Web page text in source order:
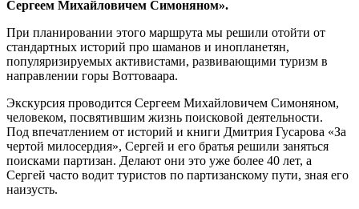
Сергеем Михайловичем Симоняном».
При планировании этого маршрута мы решили отойти от
стандартных историй про шаманов и инопланетян,
популяризируемых активистами, развивающими туризм в
направлении горы Воттоваара.
Экскурсия проводится Сергеем Михайловичем Симоняном,
человеком, посвятившим жизнь поисковой деятельности.
Под впечатлением от историй и книги Дмитрия Гусарова «За
чертой милосердия», Сергей и его братья решили заняться
поисками партизан. Делают они это уже более 40 лет, а
Сергей часто водит туристов по партизанскому пути, зная его
наизусть.